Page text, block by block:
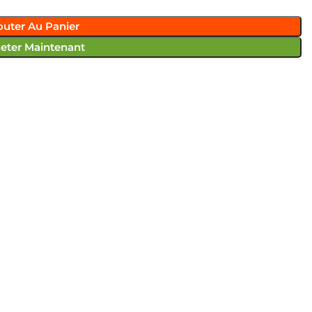
Au Panier
Maintenant